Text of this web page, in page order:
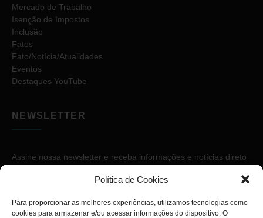
Política de Cookies
Para proporcionar as melhores experiências, utilizamos tecnologias como
cookies para armazenar e/ou acessar informações do dispositivo. O
Mercado de Trabalho
Isenção de Impostos
Inclusão
Fatos
Fato/Notícia/Atualidades
Eventos
Destaques YouTube
NEWSLETTER
Assine nossa newsletter e receba informações e notícias direto